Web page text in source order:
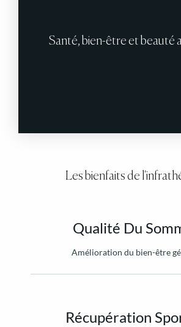
Santé, bien-être et beauté
Les bienfaits de
Qualité Du
Amélioration du bien-être
Récupération